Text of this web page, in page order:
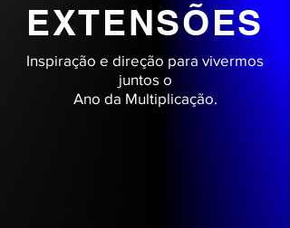
EXTENSÕES
Inspiração e direção para vivermos
juntos o
Ano da Multiplicação.